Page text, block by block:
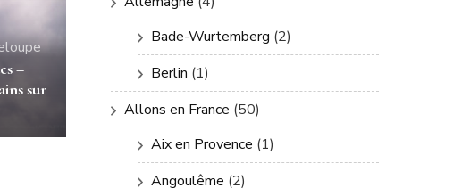
–
sur
Bade-Wurtemberg (2)
Berlin (1)
Allons en France (50)
Aix en Provence (1)
Angoulême (2)